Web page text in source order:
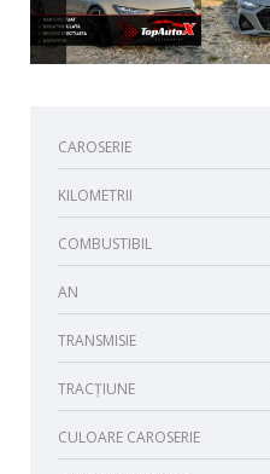
CAROSERIE
KILOMETRII
COMBUSTIBIL
AN
TRANSMISIE
TRACȚIUNE
CULOARE CAROSERIE